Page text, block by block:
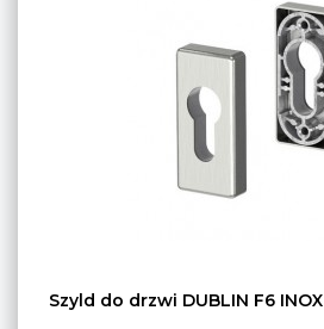
Szyld do drzwi DUBLIN F6 INOX